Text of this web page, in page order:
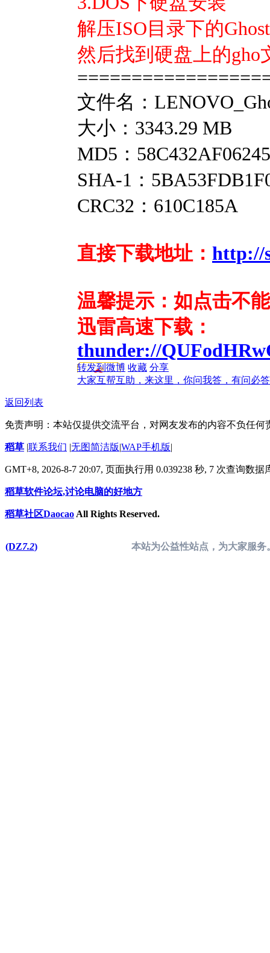
解压ISO目录下的
然后找到硬盘上的
文件名：
大小：3343.29 MB
MD5：
SHA-1：
CRC32：610C185A
直接下载地址： http://
温馨提示：如点击不
迅雷高速下载：
thunder://
转发到微博 收藏 分享
大家互帮互助，来这里，你问我答，有问必
返回列表
免责声明：本站仅提供交流平台，对网友发布的内容不负任
稻草 |联系我们 |无图简洁版|WAP手机版|
GMT+8, 2026-8-7 20:07, 页面执行用 0.039238 秒, 7 次查询数
稻草软件论坛,讨论电脑的好地方
稻草社区Daocao All Rights Reserved.
(DZ7.2) 本站为公益性站点，为大家服